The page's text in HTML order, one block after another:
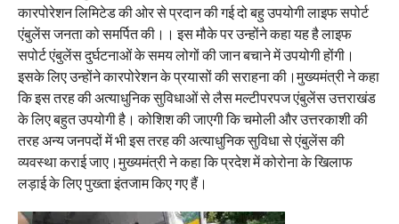
कारपोरेशन लिमिटेड की ओर से प्रदान की गई दो बहु उपयोगी लाइफ सपोर्ट
एंबुलेंस जनता को समर्पित की।। इस मौके पर उन्होंने कहा यह है लाइफ
सपोर्ट एंबुलेंस दुर्घटनाओं के समय लोगों की जान बचाने में उपयोगी होंगी।
इसके लिए उन्होंने कारपोरेशन के प्रयासों की सराहना की।मुख्यमंत्री ने कहा
कि इस तरह की अत्याधुनिक सुविधाओं से लैस मल्टीपरपज एंबुलेंस उत्तराखंड
के लिए बहुत उपयोगी है। कोशिश की जाएगी कि चमोली और उत्तरकाशी की
तरह अन्य जनपदों में भी इस तरह की अत्याधुनिक सुविधा से एंबुलेंस की
व्यवस्था कराई जाए।मुख्यमंत्री ने कहा कि प्रदेश में कोरोना के खिलाफ
लड़ाई के लिए पुख्ता इंतजाम किए गए हैं।